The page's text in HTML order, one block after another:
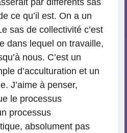
ce qu’il est. On a un
sas de collectivité c’est
dans lequel on travaille,
nous. C’est un
d’acculturation et un
J’aime à penser,
le processus
processus
absolument pas